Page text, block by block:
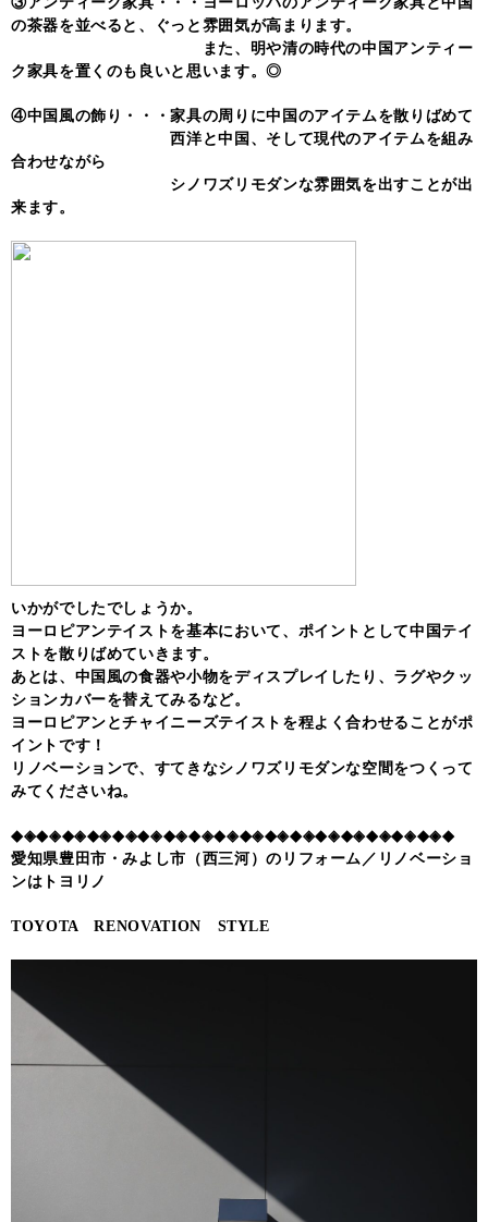
の茶器を並べると、ぐっと雰囲気が高まります。
また、明や清の時代の中国アンティー
ク家具を置くのも良いと思います。◎
④中国風の飾り・・・家具の周りに中国のアイテムを散りばめて
西洋と中国、そして現代のアイテムを組み
合わせながら
シノワズリモダンな雰囲気を出すことが出
来ます。
いかがでしたでしょうか。
ヨーロピアンテイストを基本において、ポイントとして中国テイ
ストを散りばめていきます。
あとは、中国風の食器や小物をディスプレイしたり、ラグやクッ
ションカバーを替えてみるなど。
ヨーロピアンとチャイニーズテイストを程よく合わせることがポ
イントです！
リノベーションで、すてきなシノワズリモダンな空間をつくって
みてくださいね。
◆◈◆◈◆◈◆◈◆◈◆◈◆◈◆◈◆◈◆◈◆◈◆◈◆◈◆◈◆◈◆◈◆◈◆
愛知県豊田市・みよし市（西三河）のリフォーム／リノベーショ
ンはトヨリノ
TOYOTA RENOVATION STYLE